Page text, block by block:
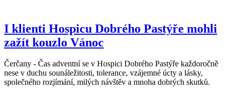
I klienti Hospicu Dobrého Pastýře mohli
zažít kouzlo Vánoc
Čerčany - Čas adventní se v Hospici Dobrého Pastýře každoročně
nese v duchu sounáležitosti, tolerance, vzájemné úcty a lásky,
společného rozjímání, milých návštěv a mnoha dobrých skutků.